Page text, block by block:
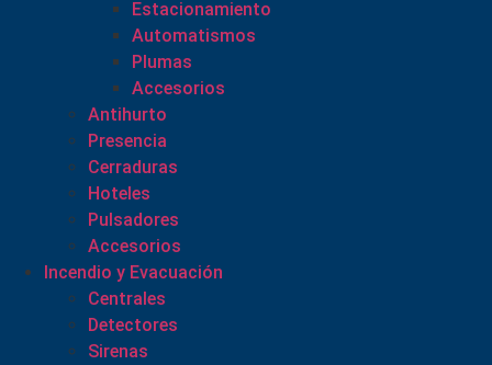
Estacionamiento
Automatismos
Plumas
Accesorios
Antihurto
Presencia
Cerraduras
Hoteles
Pulsadores
Accesorios
Incendio y Evacuación
Centrales
Detectores
Sirenas